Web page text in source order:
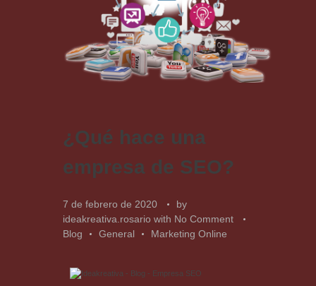
¿Qué hace una
empresa de SEO?
7 de febrero de 2020
by
ideakreativa.rosario with No Comment
Blog
General Marketing Online